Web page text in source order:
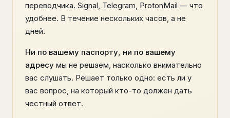
переводчика. Signal, Telegram, ProtonMail — что
удобнее. В течение нескольких часов, а не
дней.
Ни по вашему паспорту, ни по вашему
адресу мы не решаем, насколько внимательно
вас слушать. Решает только одно: есть ли у
вас вопрос, на который кто-то должен дать
честный ответ.